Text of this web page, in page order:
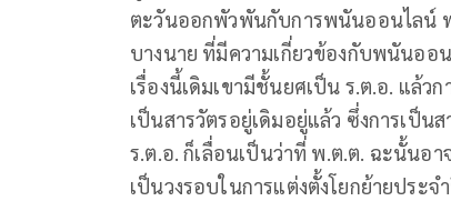
ตะวันออกพัวพันกับการพนันออนไลน์
บางนาย ที่มีความเกี่ยวข้องกับพนันออ
เรื่องนี้เดิมเขามีชั้นยศเป็น ร.ต.อ. แล้ว
เป็นสารวัตรอยู่เดิมอยู่แล้ว ซึ่งการเป็น
ร.ต.อ. ก็เลื่อนเป็นว่าที่ พ.ต.ต. ฉะนั้นอา
เป็นวงรอบในการแต่งตั้งโยกย้ายประ